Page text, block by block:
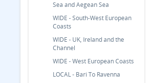
Sea and Aegean Sea
WIDE - South-West European
Coasts
WIDE - UK, Ireland and the
Channel
WIDE - West European Coasts
LOCAL - Bari To Ravenna